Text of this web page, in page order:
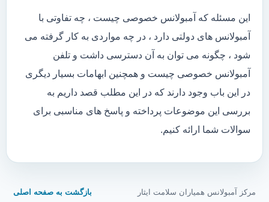
این مسئله که آمبولانس خصوصی چیست ، چه تفاوتی با
آمبولانس های دولتی دارد ، در چه مواردی به کار گرفته می
شود ، چگونه می توان به آن دسترسی داشت و تلفن
آمبولانس خصوصی چیست و همچنین ابهامات بسیار دیگری
در این باب وجود دارند که در این مطلب قصد داریم به
بررسی این موضوعات پرداخته و پاسخ های مناسبی برای
سوالات شما ارائه کنیم.
مرکز آمبولانس همیاران سلامت ایثار بازگشت به صفحه اصلی